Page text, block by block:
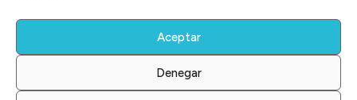
Aceptar
Denegar
Alimentación Deportiva Para
Mejorar El Tiempo De Recuperación